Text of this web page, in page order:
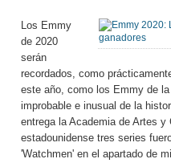
Los Emmy
de 2020
serán
recordados, como
este año, como los Emmy de
improbable e inusual de la
entrega la Academia de Artes
estadounidense tres series
'Watchmen' en el apartado de